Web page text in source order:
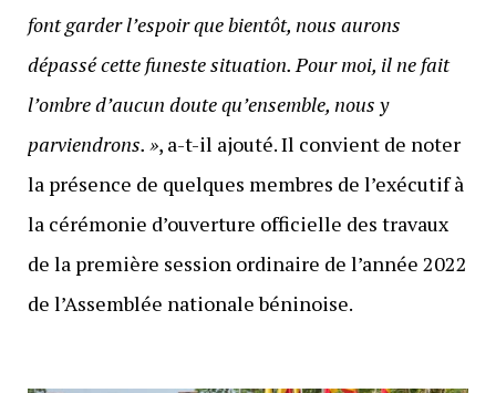
font garder l’espoir que bientôt, nous aurons
dépassé cette funeste situation. Pour moi, il ne fait
l’ombre d’aucun doute qu’ensemble, nous y
parviendrons. », a-t-il ajouté. Il convient de noter
la présence de quelques membres de l’exécutif à
la cérémonie d’ouverture officielle des travaux
de la première session ordinaire de l’année 2022
de l’Assemblée nationale béninoise.